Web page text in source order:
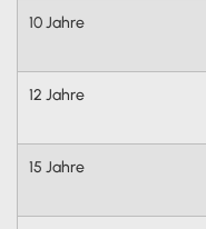
10 Jahre
12 Jahre
15 Jahre